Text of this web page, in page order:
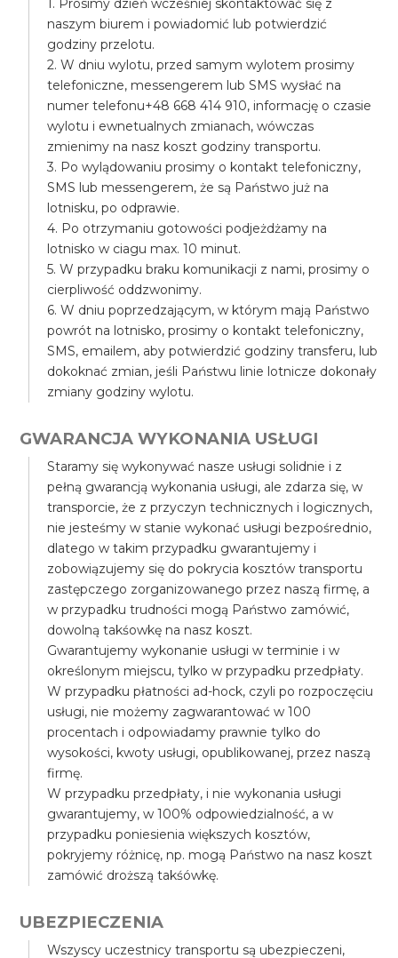
1. Prosimy dzień wcześniej skontaktować się z
naszym biurem i powiadomić lub potwierdzić
godziny przelotu.
2. W dniu wylotu, przed samym wylotem prosimy
telefoniczne, messengerem lub SMS wysłać na
numer telefonu+48 668 414 910, informację o czasie
wylotu i ewnetualnych zmianach, wówczas
zmienimy na nasz koszt godziny transportu.
3. Po wylądowaniu prosimy o kontakt telefoniczny,
SMS lub messengerem, że są Państwo już na
lotnisku, po odprawie.
4. Po otrzymaniu gotowości podjeżdżamy na
lotnisko w ciagu max. 10 minut.
5. W przypadku braku komunikacji z nami, prosimy o
cierpliwość oddzwonimy.
6. W dniu poprzedzającym, w którym mają Państwo
powrót na lotnisko, prosimy o kontakt telefoniczny,
SMS, emailem, aby potwierdzić godziny transferu, lub
dokoknać zmian, jeśli Państwu linie lotnicze dokonały
zmiany godziny wylotu.
GWARANCJA WYKONANIA USŁUGI
Staramy się wykonywać nasze usługi solidnie i z
pełną gwarancją wykonania usługi, ale zdarza się, w
transporcie, że z przyczyn technicznych i logicznych,
nie jesteśmy w stanie wykonać usługi bezpośrednio,
dlatego w takim przypadku gwarantujemy i
zobowiązujemy się do pokrycia kosztów transportu
zastępczego zorganizowanego przez naszą firmę, a
w przypadku trudności mogą Państwo zamówić,
dowolną takśowkę na nasz koszt.
Gwarantujemy wykonanie usługi w terminie i w
określonym miejscu, tylko w przypadku przedpłaty.
W przypadku płatności ad-hock, czyli po rozpoczęciu
usługi, nie możemy zagwarantować w 100
procentach i odpowiadamy prawnie tylko do
wysokości, kwoty usługi, opublikowanej, przez naszą
firmę.
W przypadku przedpłaty, i nie wykonania usługi
gwarantujemy, w 100% odpowiedzialność, a w
przypadku poniesienia większych kosztów,
pokryjemy różnicę, np. mogą Państwo na nasz koszt
zamówić droższą takśówkę.
UBEZPIECZENIA
Wszyscy uczestnicy transportu są ubezpieczeni,